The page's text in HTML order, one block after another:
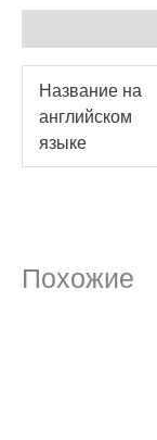
Название на
английском
языке
Похожие